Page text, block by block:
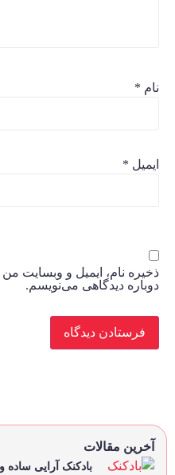
نام *
ایمیل *
ذخیره نام، ایمیل و وبسایت
دوباره دیدگاهی می‌نویسم.
آخرین مقالات
بادکنک آرایی